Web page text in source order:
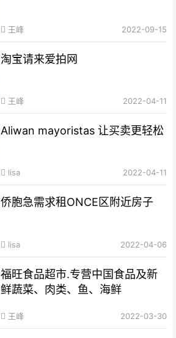
王峰 2022-09-15
淘宝请来爱拍网
王峰 2022-04-11
Aliwan mayoristas 让买卖更轻松
lisa 2022-04-11
侨胞急需求租ONCE区附近房子
lisa 2022-04-06
福旺食品超市.专营中国食品及新
鲜蔬菜、肉类、鱼、海鲜
王峰 2022-03-30